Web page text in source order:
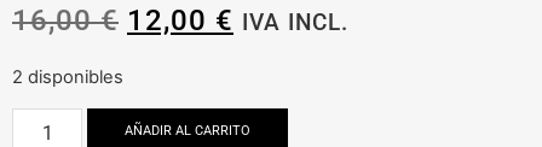
16,00€ 12,00 € IVA INCL.
2 disponibles
AÑADIR AL CARRITO